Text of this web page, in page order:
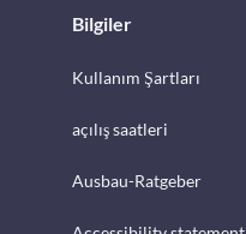
Bilgiler
Kullanım Şartları
açılış saatleri
Ausbau-Ratgeber